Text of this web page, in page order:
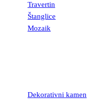
Travertin
Štanglice
Mozaik
Dekorativni kamen